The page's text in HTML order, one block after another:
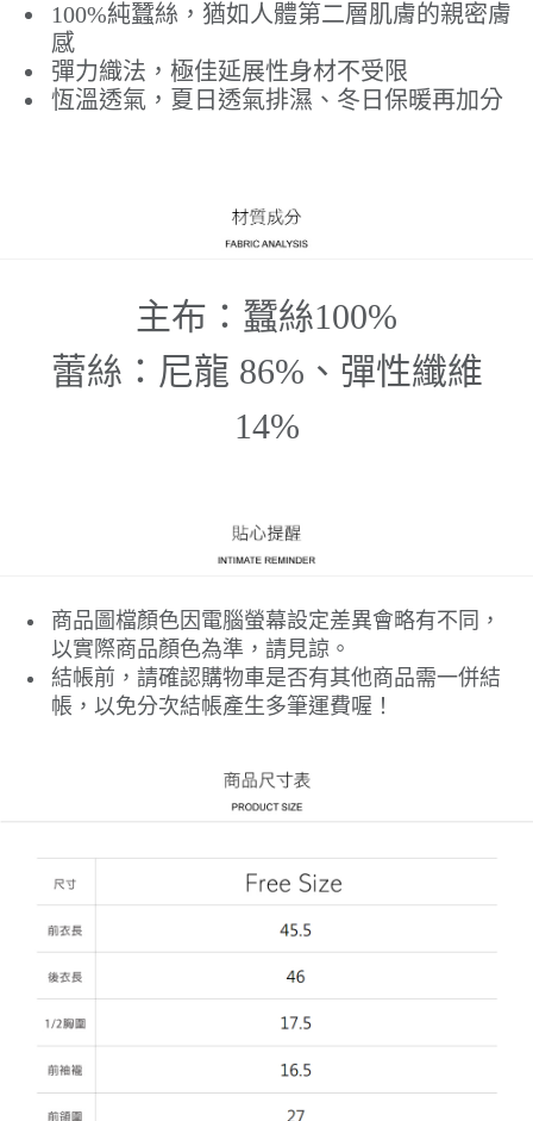
100%純蠶絲，猶如人體第二層肌膚的親密膚
感
彈力織法，極佳延展性身材不受限
恆溫透氣，夏日透氣排濕、冬日保暖再加分
主布：蠶絲100%
蕾絲：尼龍 86%、彈性纖維
14%
商品圖檔顏色因電腦螢幕設定差異會略有不同，
以實際商品顏色為準，請見諒。
結帳前，請確認購物車是否有其他商品需一併結
帳，以免分次結帳產生多筆運費喔！